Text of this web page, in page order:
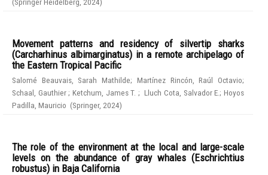
Movement patterns and residency of silvertip sharks
(Carcharhinus albimarginatus) in a remote archipelago of
the Eastern Tropical Pacific
Salomé Beauvais, Sarah Mathilde; Martínez Rincón, Raúl Octavio;
Schaal, Gauthier;Ketchum, James T.; Lluch Cota, Salvador E.;Hoyos
Padilla, Mauricio (Springer, 2024)
The role of the environment at the local and large-scale
levels on the abundance of gray whales (Eschrichtius
robustus) in Baja California